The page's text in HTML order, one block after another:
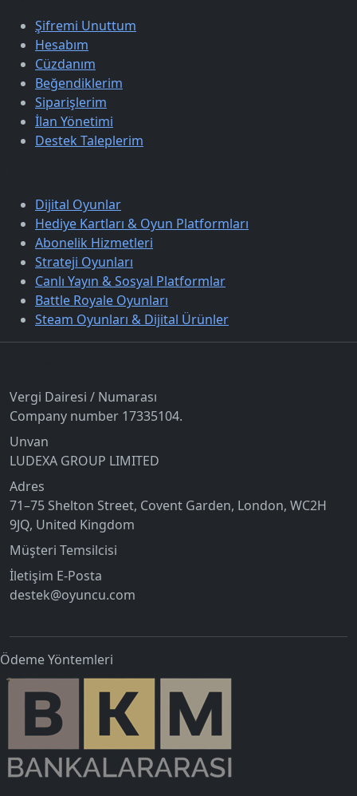
Şifremi Unuttum
Hesabım
Cüzdanım
Beğendiklerim
Siparişlerim
İlan Yönetimi
Destek Taleplerim
Dijital Oyunlar
Hediye Kartları & Oyun Platformları
Abonelik Hizmetleri
Strateji Oyunları
Canlı Yayın & Sosyal Platformlar
Battle Royale Oyunları
Steam Oyunları & Dijital Ürünler
Vergi Dairesi / Numarası
Company number 17335104.
Unvan
LUDEXA GROUP LIMITED
Adres
71–75 Shelton Street, Covent Garden, London, WC2H
9JQ, United Kingdom
Müşteri Temsilcisi
İletişim E-Posta
destek@oyuncu.com
Ödeme Yöntemleri